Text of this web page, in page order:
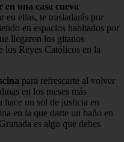
una casa cueva
en ellas, te trasladarás por
en espacios habitados por
llegaron los gitanos
los Reyes Católicos en la
para refrescarte al volver
en los meses más
hace un sol de justicia en
en la que darte un baño en
es algo que debes